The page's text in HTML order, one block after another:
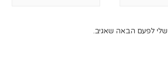
לפעם הבאה שאגיב.